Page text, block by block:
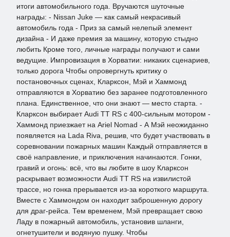
итоги автомобильного года. Вручаются шуточные
награды: - Nissan Juke — как самый некрасивый
автомобиль года - Приз за самый нелепый элемент
дизайна - И даже премия за машину, которую стыдно
любить Кроме того, личные награды получают и сами
ведущие. Импровизация в Хорватии: никаких сценариев,
только дорога Чтобы опровергнуть критику о
постановочных сценах, Кларксон, Мэй и Хаммонд
отправляются в Хорватию без заранее подготовленного
плана. Единственное, что они знают — место старта. -
Кларксон выбирает Audi TT RS с 400-сильным мотором -
Хаммонд приезжает на Ariel Nomad - А Мэй неожиданно
появляется на Lada Riva, решив, что будет участвовать в
соревновании пожарных машин Каждый отправляется в
своё направление, и приключения начинаются. Гонки,
гравий и огонь: всё, что вы любите в шоу Кларксон
раскрывает возможности Audi TT RS на извилистой
трассе, но гонка прерывается из-за короткого маршрута.
Вместе с Хаммондом он находит заброшенную дорогу
для драг-рейса. Тем временем, Мэй превращает свою
Ладу в пожарный автомобиль, установив шланги,
огнетушители и водяную пушку. Чтобы